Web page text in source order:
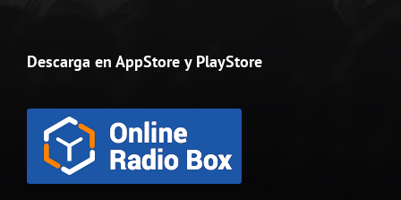
Descarga en AppStore y PlayStore